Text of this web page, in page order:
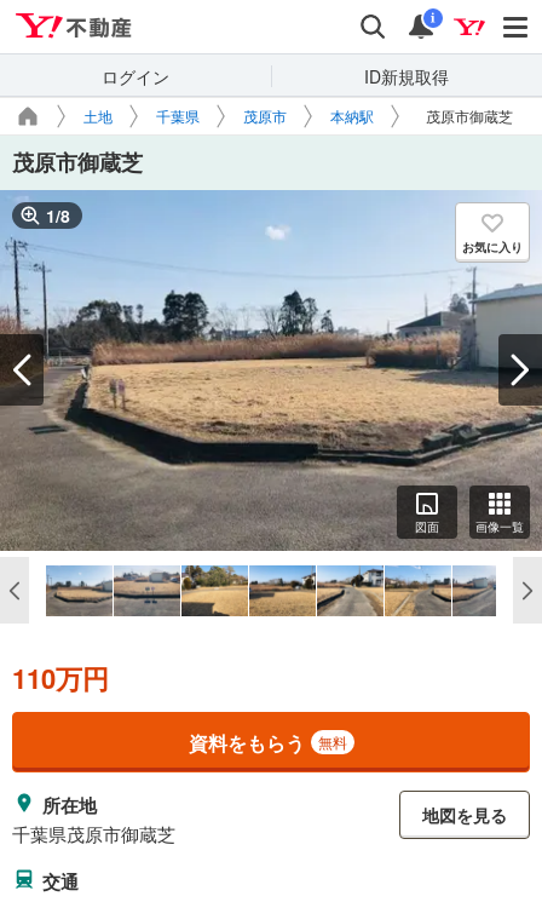
検索 通知
i
ログイン ID新規取得
土地 千葉県 茂原市 本納駅 茂原市御蔵芝
茂原市御蔵芝
1/8
お気に入り
図面 画像一覧
110万円
資料をもらう 無料
所在地
千葉県茂原市御蔵芝
地図を見る
交通